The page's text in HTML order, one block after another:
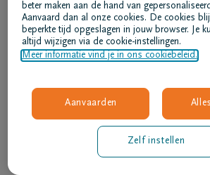
beter maken aan de hand van
Aanvaard dan al onze cookies. De cookies
beperkte tijd opgeslagen in jouw browser. Je
altijd wijzigen via de cookie-instellingen.
Meer informatie vind je in ons cookiebeleid.
Aanvaarden
Zelf instellen